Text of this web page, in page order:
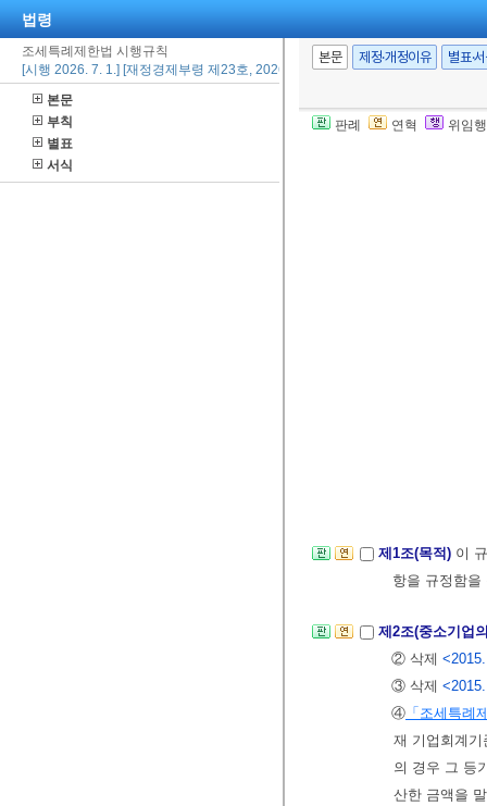
법령
조세특례제한법 시행규칙
[시행 2026. 7. 1.] [재정경제부령 제23호, 2026. 3. 20., 일부개정]
본문
부칙
별표
서식
본문 제정·개정이유 별표·
판례 연혁 위임
제1조(목적) 이
항을 규정함
제2조(중소기업
② 삭제
③ 삭제
④ 「조세특례
재 기업회계
의 경우 그 등
산한 금액을